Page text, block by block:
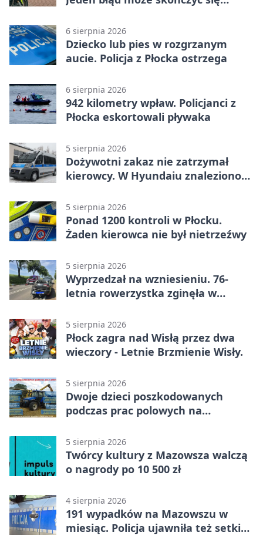
6 sierpnia 2026
Dziecko lub pies w rozgrzanym
aucie. Policja z Płocka ostrzega
6 sierpnia 2026
942 kilometry wpław. Policjanci z
Płocka eskortowali pływaka
5 sierpnia 2026
Dożywotni zakaz nie zatrzymał
kierowcy. W Hyundaiu znaleziono
5 sierpnia 2026
Ponad 1200 kontroli w Płocku.
Żaden kierowca nie był nietrzeźwy
5 sierpnia 2026
Wyprzedzał na wzniesieniu. 76-
letnia rowerzystka zginęła w
5 sierpnia 2026
Płock zagra nad Wisłą przez dwa
wieczory - Letnie Brzmienie Wisły.
5 sierpnia 2026
Dwoje dzieci poszkodowanych
podczas prac polowych na
5 sierpnia 2026
Twórcy kultury z Mazowsza walczą
o nagrody po 10 500 zł
4 sierpnia 2026
191 wypadków na Mazowszu w
miesiąc. Policja ujawniła też setki